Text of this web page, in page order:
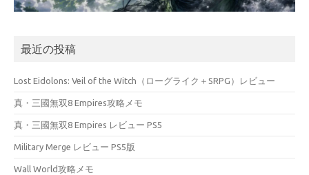
最近の投稿
Lost Eidolons: Veil of the Witch（ローグライク＋SRPG）レビュー
真・三國無双8 Empires攻略メモ
真・三國無双8 Empires レビュー PS5
Military Merge レビュー PS5版
Wall World攻略メモ